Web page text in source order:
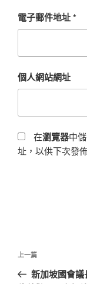
電子郵件地址*
個人網站網址
在瀏覽器中
址，以供下次發
文
上
一
上一篇
新加坡國會